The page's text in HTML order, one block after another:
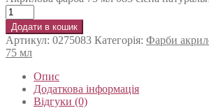
Додати в кошик
Артикул: 0275083 Категорія: Фарби
75 мл
Опис
Додаткова інформація
Відгуки (0)